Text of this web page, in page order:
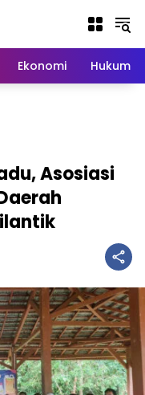
Ekonomi Hukum
Asosiasi